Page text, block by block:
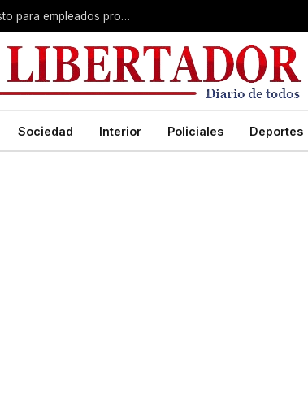
Plus unificado: se confirmó el cronograma de agosto para empleados provinciales
Sociedad Interior Policiales Deportes